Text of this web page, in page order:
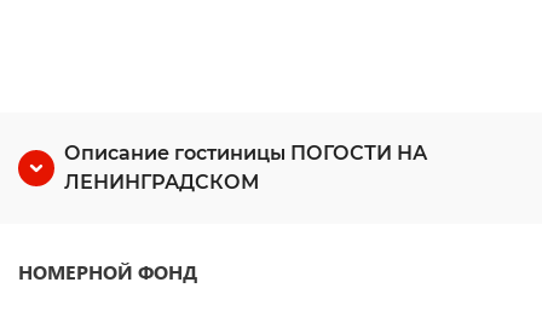
Описание гостиницы ПОГОСТИ НА
ЛЕНИНГРАДСКОМ
НОМЕРНОЙ ФОНД